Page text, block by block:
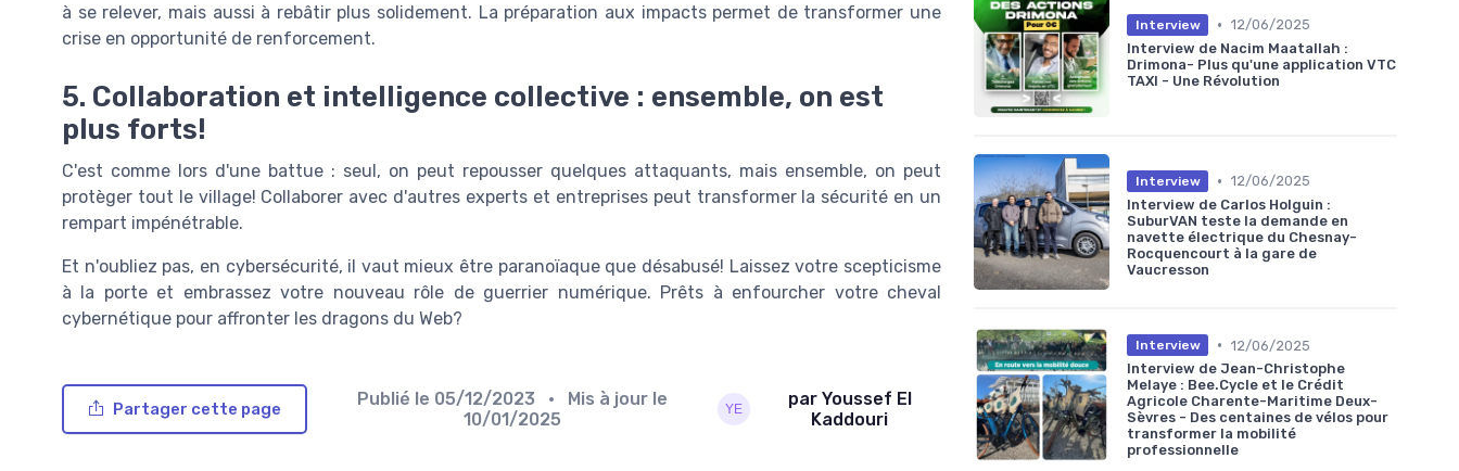
à se relever, mais aussi à rebâtir plus solidement. La préparation aux impacts permet de transformer une
crise en opportunité de renforcement.
5. Collaboration et intelligence collective : ensemble, on est
plus forts!
C'est comme lors d'une battue : seul, on peut repousser quelques attaquants, mais ensemble, on peut
protèger tout le village! Collaborer avec d'autres experts et entreprises peut transformer la sécurité en un
rempart impénétrable.
Et n'oubliez pas, en cybersécurité, il vaut mieux être paranoïaque que désabusé! Laissez votre scepticisme
à la porte et embrassez votre nouveau rôle de guerrier numérique. Prêts à enfourcher votre cheval
cybernétique pour affronter les dragons du Web?
Partager cette page Publié le 05/12/2023
• Mis à jour le
10/01/2025
par Youssef El
Kaddouri
Interview • 12/06/2025
Interview de Nacim Maatallah :
Drimona- Plus qu'une application VTC
TAXI - Une Révolution
Interview • 12/06/2025
Interview de Carlos Holguin :
SuburVAN teste la demande en
navette électrique du Chesnay-
Rocquencourt à la gare de
Vaucresson
Interview • 12/06/2025
Interview de Jean-Christophe
Melaye : Bee.Cycle et le Crédit
Agricole Charente-Maritime Deux-
Sèvres - Des centaines de vélos pour
transformer la mobilité
professionnelle